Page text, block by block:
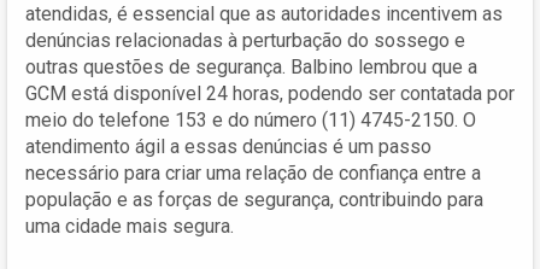
atendidas, é essencial que as autoridades incentivem as
denúncias relacionadas à perturbação do sossego e
outras questões de segurança. Balbino lembrou que a
GCM está disponível 24 horas, podendo ser contatada por
meio do telefone 153 e do número (11) 4745-2150. O
atendimento ágil a essas denúncias é um passo
necessário para criar uma relação de confiança entre a
população e as forças de segurança, contribuindo para
uma cidade mais segura.